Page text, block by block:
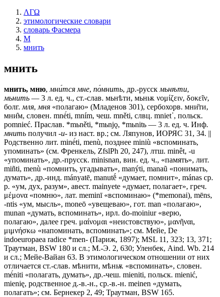
ΛΓΩ
этимологические словари
словарь Фасмера
М
мнить
мнить
мнить, мню, мни́тся мне, по́мнить, др.-русск мьнѣти,
мьнить — 3 л. ед. ч., ст.-слав. мьнѣти, мьнѭ νομίζειν, δοκεῖν,
болг. мля, мня «полагаю» (Младенов 301), сербохорв. мни̏ти,
мни̑м, словен. mnė́ti, mním, чеш. mněti, слвц. mniеt᾽, польск.
pomnieć. Праслав. *mьněti, *mьnjǫ, *mьnitь — 3 л. ед. ч. Инф.
мнить получил -и- из наст. вр.; см. Ляпунов, ИОРЯС 31, 34. ||
Родственно лит. minė́ti, menù, позднее miniù «вспоминать,
упоминать» (см. Френкель, ZfslPh 20, 247), лтш. minêt, -u
«упоминать», др.-прусск. minisnan, вин. ед. ч., «память», лит.
miñti, menù «помнить, угадывать», manýti, manaũ «понимать,
думать», др.-инд. mányatē, manutḗ «думает, помнит», mánas ср.
р. «ум, дух, разум», авест. mainyete «думает, полагает», греч.
μέμονα «помню», лат. meminī «вспоминаю» (*memonai), mēns,
-ntis «ум, мысль», mоnеō «увещеваю», гот. mаn «полагаю»,
munan «думать, вспоминать», ирл. do-moiniur «верю,
полагаю», далее греч. μαίνομαι «неистовствую», μανῆναι,
μιμνήσκω «напоминать, вспоминать»; см. Мейе, Dе
indоеurораеа radice *men- (Париж, 1897); МSL 11, 323; 13, 371;
Траутман, ВSW 180 и сл.; М.-Э. 2, 630; Уленбек, Aind. Wb. 214
и сл.; Мейе-Вайан 63. В этимологическом отношении от них
отличается ст.-слав. мѣнити, мѣнѭ «вспоминать», словен.
mė́niti «полагать, думать», др.-чеш. mieniti, польск. mienić,
mienię, родственное д.-в.-н., ср.-в.-н. meinen «думать,
полагать»; см. Бернекер 2, 49; Траутман, ВSW 165.